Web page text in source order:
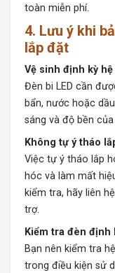
toàn miễn phí.
4. Lưu ý khi
lắp đặt
Vệ sinh định kỳ
Đèn bi LED cần
bẩn, nước hoặc
sáng và độ bền
Không tự ý tháo
Việc tự ý tháo lắp
hóc và làm mất
kiểm tra, hãy liên
trợ.
Kiểm tra đèn định
Bạn nên kiểm tra
trong điều kiện sử